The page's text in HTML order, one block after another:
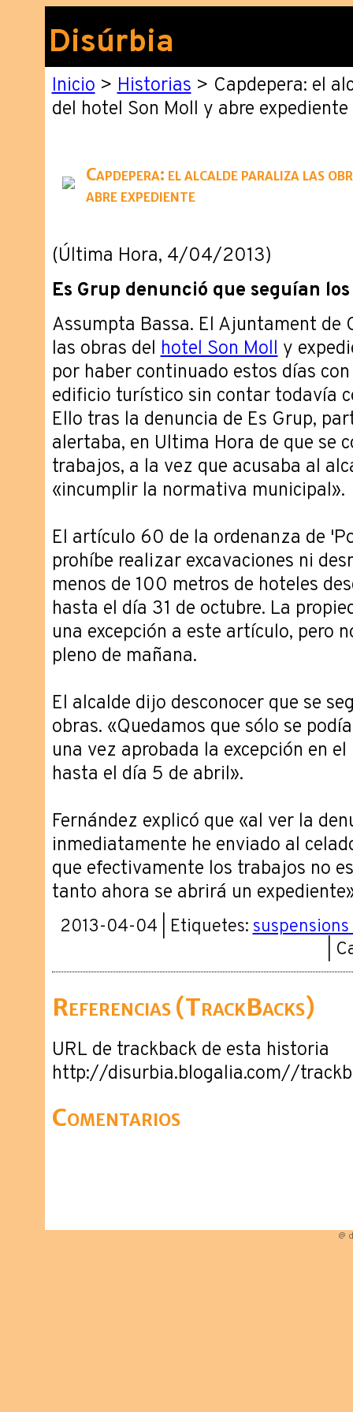
Disúrbia
Inicio>Historias> Capdepera: el
del hotel Son Moll y abre expediente
Capdepera: el alcalde paraliza las
abre expediente
(Última Hora, 4/04/2013)
Es Grup denunció que seguían
Assumpta Bassa. El Ajuntament de
las obras delhotel Son Molly
por haber continuado estos días
edificio turístico sin contar todavía
Ello tras la denuncia de Es Grup,
alertaba, en Ultima Hora de que se
trabajos, a la vez que acusaba al
«incumplir la normativa municipal».
El artículo 60 de la ordenanza de
prohíbe realizar excavaciones ni
menos de 100 metros de hoteles
hasta el día 31 de octubre. La
una excepción a este artículo, pero
pleno de mañana.
El alcalde dijo desconocer que se
obras. «Quedamos que sólo se
una vez aprobada la excepción en
hasta el día 5 de abril».
Fernández explicó que «al ver la
inmediatamente he enviado al
que efectivamente los trabajos no
tanto ahora se abrirá un
2013-04-04 | Etiquetes:
|
Referencias (TrackBacks)
URL de trackback de esta historia
http://disurbia.blogalia.com//
Comentarios
@